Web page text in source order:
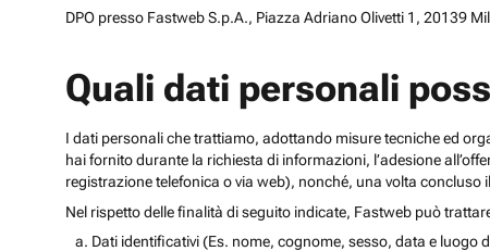
DPO presso Fastweb S.p.A., Piazza Adriano Olivetti 1, 20139
Quali dati personali
I dati personali che trattiamo, adottando misure tecniche ed
hai fornito durante la richiesta di informazioni, l’adesione
registrazione telefonica o via web), nonché, una volta concluso
Nel rispetto delle finalità di seguito indicate, Fastweb può
Dati identificativi (Es. nome, cognome, sesso, data e luogo